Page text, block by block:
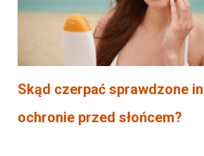
Skąd czerpać sprawdzone
ochronie przed słońcem?